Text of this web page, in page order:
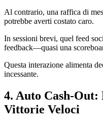
Al contrario, una raffica di
potrebbe averti costato caro.
In sessioni brevi, quel feed
feedback—quasi una
Questa interazione alimenta
incessante.
4. Auto
Vittorie Veloci